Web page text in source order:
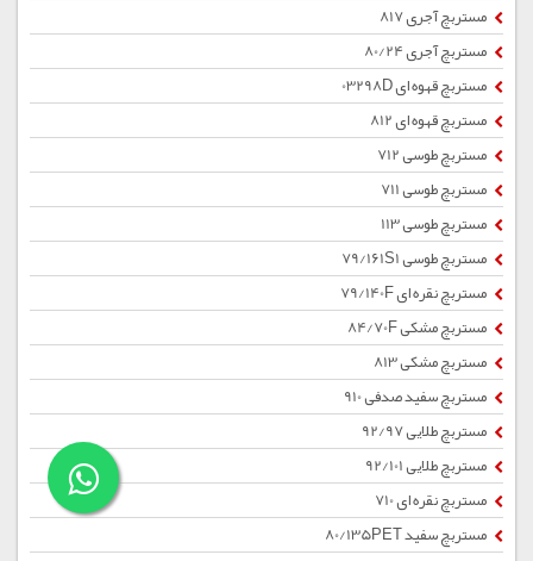
مستربچ آجری 817
مستربچ آجری 80/24
مستربچ قهوه ای 03298D
مستربچ قهوه ای 812
مستربچ طوسی 712
مستربچ طوسی 711
مستربچ طوسی 113
مستربچ طوسی 79/161S1
مستربچ نقره ای 79/140F
مستربچ مشکی 84/70F
مستربچ مشکی 813
مستربچ سفید صدفی 910
مستربچ طلایی 92/97
مستربچ طلایی 92/101
مستربچ نقره ای 710
مستربچ سفید 80/135PET